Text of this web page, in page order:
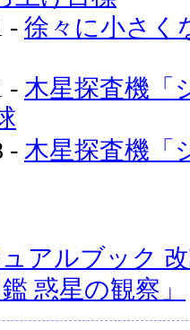
- 徐々に小さく
- 木星探査機「
- 木星探査機「
アルブック
惑星の観察」